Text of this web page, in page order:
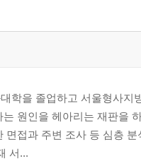
학을 졸업하고 서울형사지
는 원인을 헤아리는 재판을
면접과 주변 조사 등 심층
서...